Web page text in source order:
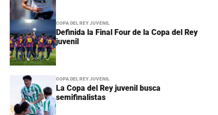
COPA DEL REY JUVENIL
Definida la Final Four de la Copa del Rey
juvenil
COPA DEL REY JUVENIL
La Copa del Rey juvenil busca
semifinalistas